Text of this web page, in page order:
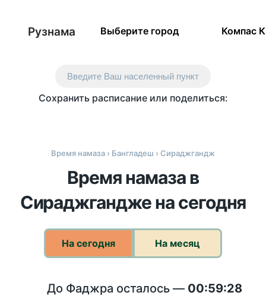
Рузнама Выберите город Компас
Введите Ваш населенный пункт
Сохранить расписание или поделиться:
Время намаза › Бангладеш › Сираджгандж
Время намаза в
Сираджгандже на сегодня
На сегодня На месяц
До Фаджра осталось — 00:59:28